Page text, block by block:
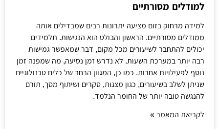
למודלים מסורתיים
למידה מרחוק בזום מציעה יתרונות רבים שמבדילים אותה
ממודלים מסורתיים. הראשון והבולט הוא הנגישות. תלמידים
יכולים להתחבר לשיעורים מכל מקום, דבר שמאפשר גמישות
רבה יותר במערכת השעות. לא נדרש זמן נסיעה, מה שמפנה זמן
נוסף לפעילויות אחרות. כמו כן, המגוון הרחב של כלים טכנולוגיים
שניתן לשלב בשיעורים, כגון מצגות, סקרים ושיתוף מסך, תורם
להנגשה טובה יותר של החומר הנלמד.
לקריאת המאמר »